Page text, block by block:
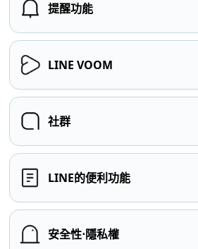
提醒功能
LINE VOOM
社群
LINE的便利功能
安全性⋅隱私權